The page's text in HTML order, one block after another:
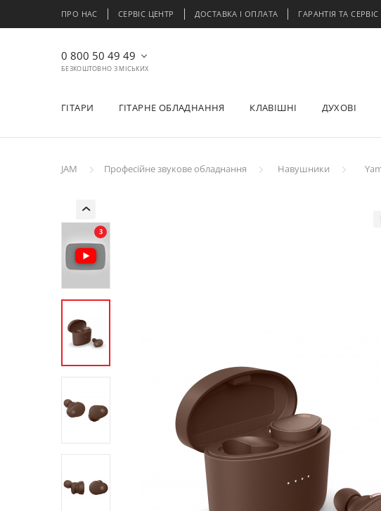
ПРО НАС СЕРВІС ЦЕНТР ДОСТАВКА І ОПЛАТА ГАРАНТІЯ ТА СЕРВІС
0 800 50 49 49
БЕЗКОШТОВНО З МІСЬКИХ
ГІТАРИ ГІТАРНЕ ОБЛАДНАННЯ КЛАВІШНІ ДУХОВІ
JAM Професійне звукове обладнання Навушники
3